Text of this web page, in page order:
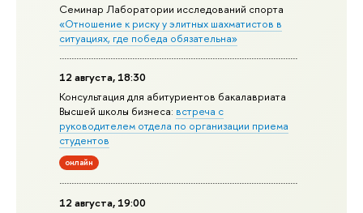
Семинар Лаборатории исследований спорта
«Отношение к риску у элитных шахматистов в
ситуациях, где победа обязательна»
12 августа, 18:30
Консультация для абитуриентов бакалавриата
Высшей школы бизнеса: встреча с
руководителем отдела по организации приема
студентов
онлайн
12 августа, 19:00